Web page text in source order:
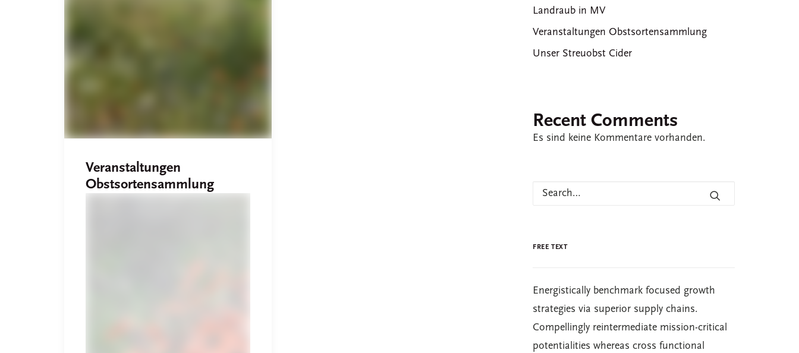
Veranstaltungen
Obstsortensammlung
Landraub in MV
Veranstaltungen Obstsortensammlung
Unser Streuobst Cider
Recent Comments
Es sind keine Kommentare vorhanden.
FREE TEXT
Energistically benchmark focused growth
strategies via superior supply chains.
Compellingly reintermediate mission-critical
potentialities whereas cross functional